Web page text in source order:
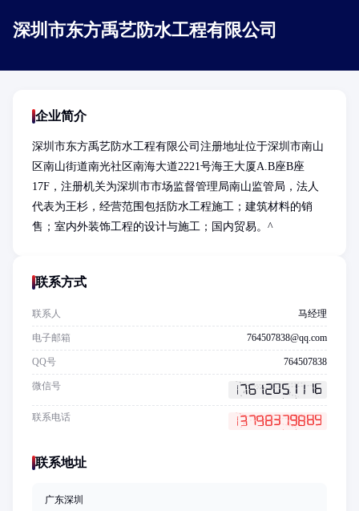
深圳市东方禹艺防水工程有限公司
企业简介
深圳市东方禹艺防水工程有限公司注册地址位于深圳市南山
区南山街道南光社区南海大道2221号海王大厦A.B座B座
17F，注册机关为深圳市市场监督管理局南山监管局，法人
代表为王杉，经营范围包括防水工程施工；建筑材料的销
售；室内外装饰工程的设计与施工；国内贸易。^
联系方式
联系人 马经理
电子邮箱 764507838@qq.com
QQ号 764507838
微信号
联系电话
联系地址
广东深圳